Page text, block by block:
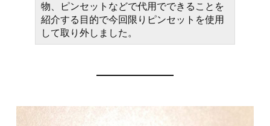
物、ピンセットなどで代用でできることを
紹介する目的で今回限りピンセットを使用
して取り外しました。